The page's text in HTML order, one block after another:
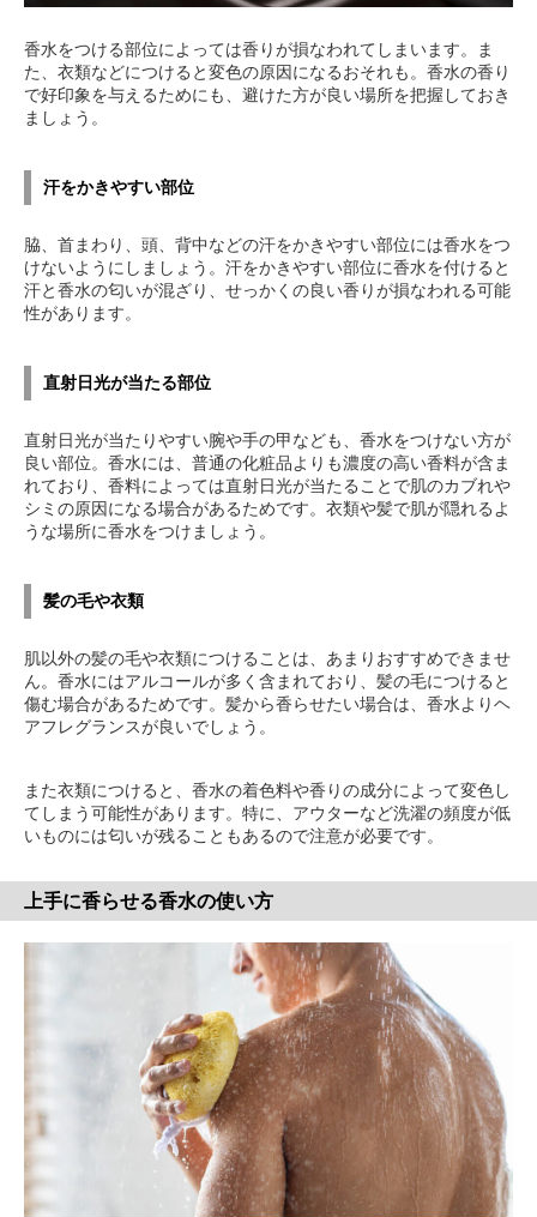
香水をつける部位によっては香りが損なわれてしまいます。ま
た、衣類などにつけると変色の原因になるおそれも。香水の香り
で好印象を与えるためにも、避けた方が良い場所を把握しておき
ましょう。
汗をかきやすい部位
脇、首まわり、頭、背中などの汗をかきやすい部位には香水をつ
けないようにしましょう。汗をかきやすい部位に香水を付けると
汗と香水の匂いが混ざり、せっかくの良い香りが損なわれる可能
性があります。
直射日光が当たる部位
直射日光が当たりやすい腕や手の甲なども、香水をつけない方が
良い部位。香水には、普通の化粧品よりも濃度の高い香料が含ま
れており、香料によっては直射日光が当たることで肌のカブれや
シミの原因になる場合があるためです。衣類や髪で肌が隠れるよ
うな場所に香水をつけましょう。
髪の毛や衣類
肌以外の髪の毛や衣類につけることは、あまりおすすめできませ
ん。香水にはアルコールが多く含まれており、髪の毛につけると
傷む場合があるためです。髪から香らせたい場合は、香水よりヘ
アフレグランスが良いでしょう。
また衣類につけると、香水の着色料や香りの成分によって変色し
てしまう可能性があります。特に、アウターなど洗濯の頻度が低
いものには匂いが残ることもあるので注意が必要です。
上手に香らせる香水の使い方